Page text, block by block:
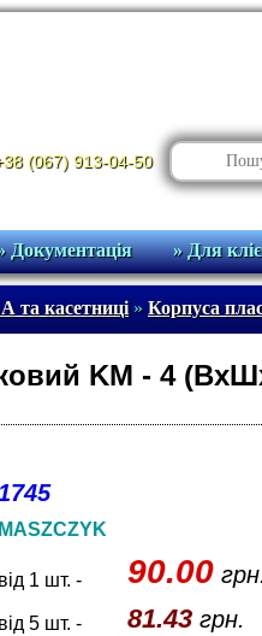
(067) 913-04-50
Документація » Для
та касетниці» Корпуса
KM - 4
MASZCZYK
від 1 шт. - 90.00 грн.
від 5 шт. - 81.43 грн.